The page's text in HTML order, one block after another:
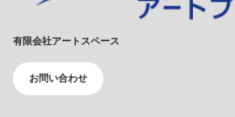
有限会社アートスペース
お問い合わせ